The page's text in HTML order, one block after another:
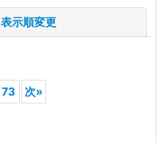
表示順変更
73 次»